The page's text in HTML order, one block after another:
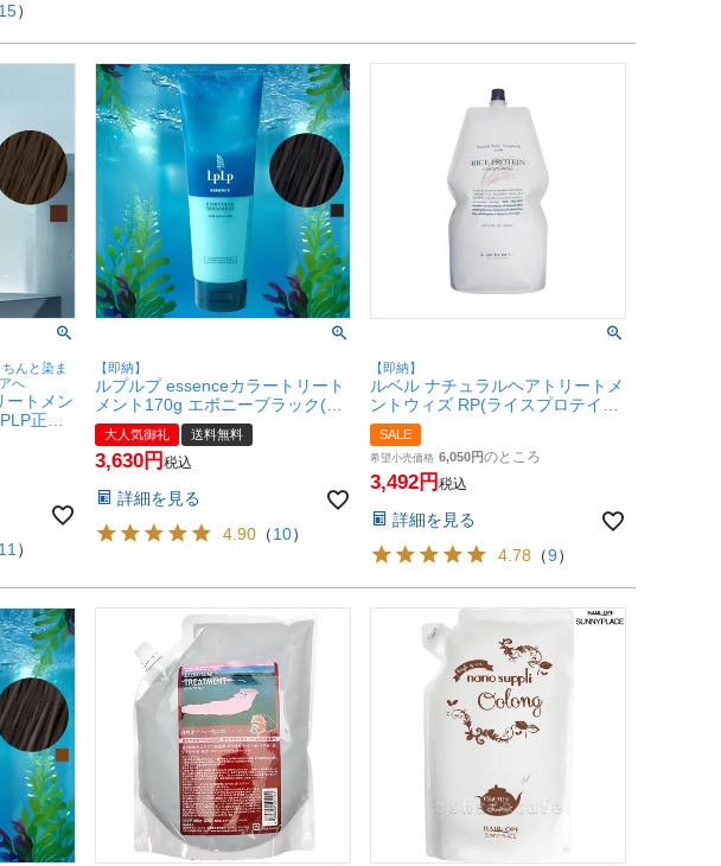
15）
んと染ま
へ
ートメン
正規
毛料】
11 ）
【即納】
ルプルプ essenceカラートリート
メント170g エボニーブラック(ナ
チュラルブラック)【LPLP正規販
売店 白髪染め 無添加 染毛料 エッ
センス ヘアカラートリートメン
(6049434)
大人気御礼 送料無料
3,630 税込
詳細を見る
4.90 （10）
【即納】
ルベル ナチュラルヘアトリートメ
ントウィズ RP(ライスプロテイン)
詰替1600ml【レフィル/詰め替
え】【ヘアトリートメント】ウィ
ートプロテイン(WP) 【SBT】
(6008576)
SALE
希望小売価格 6,050 のところ
3,492 税込
詳細を見る
4.78 （9）